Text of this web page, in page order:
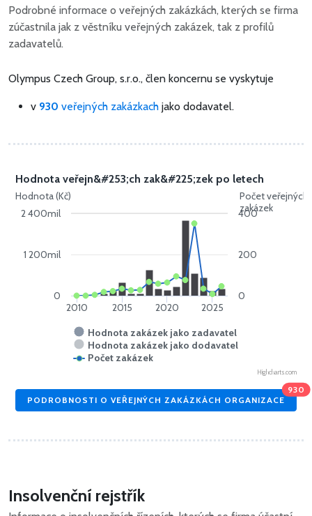
Podrobné informace o veřejných zakázkách, kterých se firma
zúčastnila jak z věstníku veřejných zakázek, tak z profilů
zadavatelů.
Olympus Czech Group, s.r.o., člen koncernu se vyskytuje
v 930 veřejných zakázkach jako dodavatel.
Hodnota (Kč)
Počet veřejných
zakázek
Hodnota veřejn&#253;ch zak&#225;zek po letech
Hodnota zakázek jako zadavatel
Hodnota zakázek jako dodavatel
Počet zakázek
2010 2015 2020 2025
0
1 200mil
2 400mil
0
200
400
Highcharts.com
PODROBNOSTI O VEŘEJNÝCH ZAKÁZKÁCH ORGANIZACE
930
Insolvenční rejstřík